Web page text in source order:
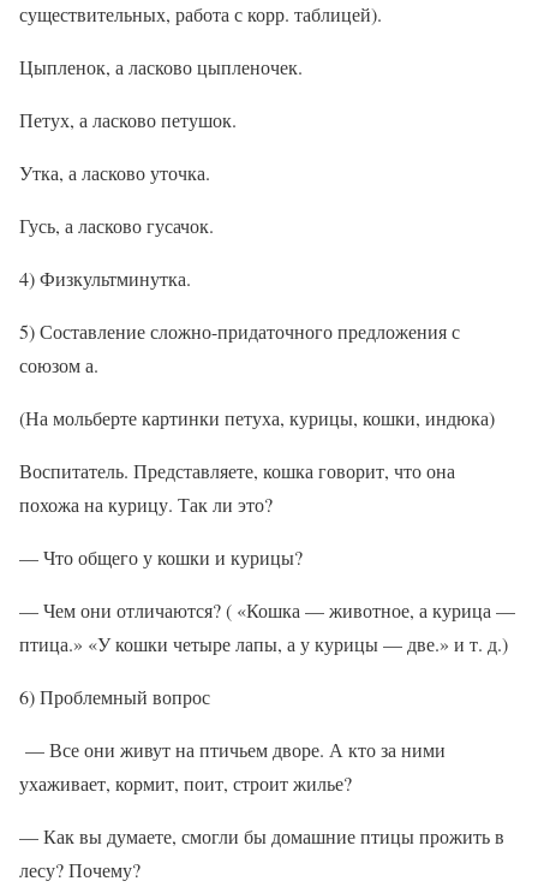
существительных, работа с корр. таблицей).
Цыпленок, а ласково цыпленочек.
Петух, а ласково петушок.
Утка, а ласково уточка.
Гусь, а ласково гусачок.
4) Физкультминутка.
5) Составление сложно-придаточного предложения с
союзом а.
(На мольберте картинки петуха, курицы, кошки, индюка)
Воспитатель. Представляете, кошка говорит, что она
похожа на курицу. Так ли это?
— Что общего у кошки и курицы?
— Чем они отличаются? ( «Кошка — животное, а курица —
птица.» «У кошки четыре лапы, а у курицы — две.» и т. д.)
6) Проблемный вопрос
— Все они живут на птичьем дворе. А кто за ними
ухаживает, кормит, поит, строит жилье?
— Как вы думаете, смогли бы домашние птицы прожить в
лесу? Почему?